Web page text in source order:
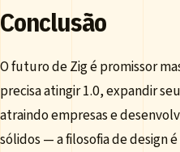
Conclusão
O futuro de Zig é promissor
precisa atingir 1.0, expandir
atraindo empresas e
sólidos — a filosofia de design